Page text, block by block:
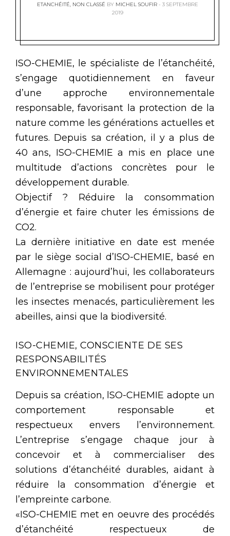
ETANCHÉITÉ, NON CLASSÉ BY MICHEL SOUFIR
3 SEPTEMBRE
2019
ISO-CHEMIE, le spécialiste de l’étanchéité,
s’engage quotidiennement en faveur
d’une approche environnementale
responsable, favorisant la protection de la
nature comme les générations actuelles et
futures. Depuis sa création, il y a plus de
40 ans, ISO-CHEMIE a mis en place une
multitude d’actions concrètes pour le
développement durable.
Objectif ? Réduire la consommation
d’énergie et faire chuter les émissions de
CO2.
La dernière initiative en date est menée
par le siège social d’ISO-CHEMIE, basé en
Allemagne : aujourd’hui, les collaborateurs
de l’entreprise se mobilisent pour protéger
les insectes menacés, particulièrement les
abeilles, ainsi que la biodiversité.
ISO-CHEMIE, CONSCIENTE DE SES
RESPONSABILITÉS
ENVIRONNEMENTALES
Depuis sa création, lSO-CHEMIE adopte un
comportement responsable et
respectueux envers l’environnement.
L’entreprise s’engage chaque jour à
concevoir et à commercialiser des
solutions d’étanchéité durables, aidant à
réduire la consommation d’énergie et
l’empreinte carbone.
«ISO-CHEMIE met en oeuvre des procédés
d’étanchéité respectueux de